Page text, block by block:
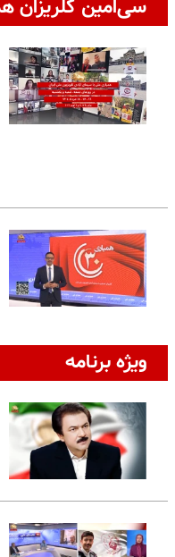
سی‌امین گلریزان
ویژه برنامه